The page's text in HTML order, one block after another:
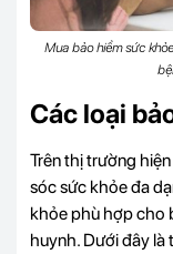
Mua bảo hiểm sức
Các loại
Trên thị trường
sóc sức khỏe đa
khỏe phù hợp cho
huynh. Dưới đây là